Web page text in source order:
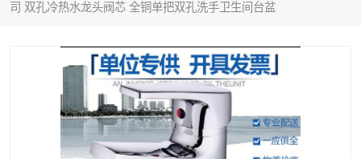
司 双孔冷热水龙头阀芯 全铜单把双孔洗手卫生间台盆
水暖阀门 电料灯饰
涂料辅材